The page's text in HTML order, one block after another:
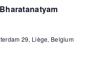
29, Liège, Belgium